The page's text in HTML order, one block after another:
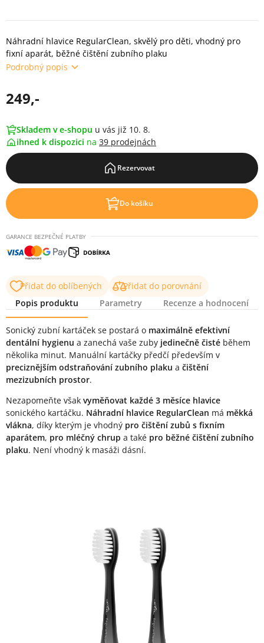
Náhradní hlavice RegularClean, skvělý pro děti, vhodný pro
fixní aparát, běžné čištění zubního plaku
Podrobný popis
249,-
Skladem v e-shopu u vás již 10. 8.
ihned k dispozici na 39 prodejnách
Rezervovat
Do košíku
GARANCE BEZPEČNÉ PLATBY
Přidat do oblíbených
Přidat do porovnání
Popis produktu
Parametry Recenze a hodnocení
Popis produktu
Sonický zubní kartáček se postará o maximálně efektivní
dentální hygienu a zanechá vaše zuby jedinečně čisté během
několika minut. Manuální kartáčky předčí především v
preciznějším odstraňování zubního plaku a čištění
mezizubních prostor.
Nezapomeňte však vyměňovat každé 3 měsíce hlavice
sonického kartáčku. Náhradní hlavice RegularClean má měkká
vlákna, díky kterým je vhodný pro čištění zubů s fixním
aparátem, pro mléčný chrup a také pro běžné čištění zubního
plaku. Není vhodný k masáži dásní.